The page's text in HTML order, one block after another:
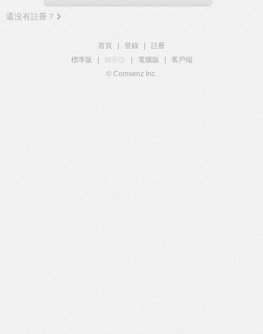
還沒有註冊？
首頁 登錄
註冊
標準版
觸屏版 電腦版
客戶端
© Comsenz Inc.